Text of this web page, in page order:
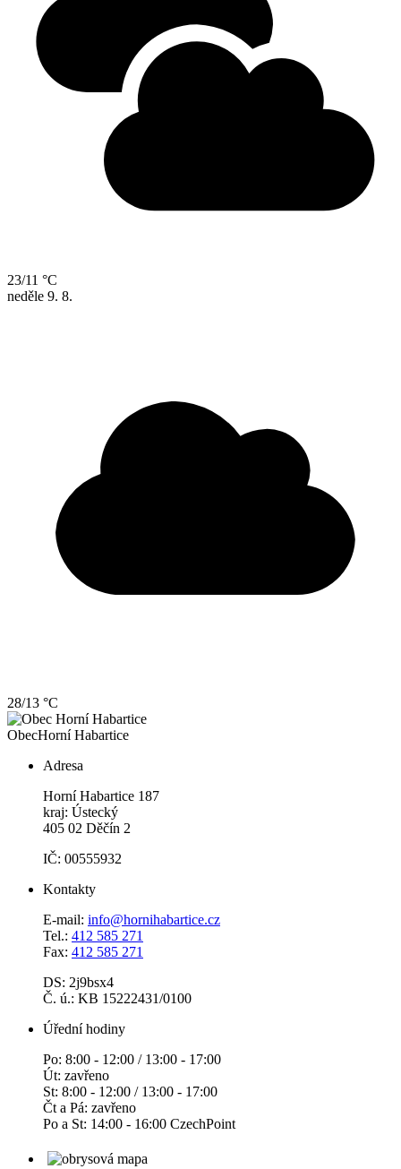
23/11 °C
neděle 9. 8.
28/13 °C
ObecHorní Habartice
Adresa
Horní Habartice 187
kraj: Ústecký
405 02 Děčín 2
IČ: 00555932
Kontakty
E-mail: info@hornihabartice.cz
Tel.: 412 585 271
Fax: 412 585 271
DS: 2j9bsx4
Č. ú.: KB 15222431/0100
Úřední hodiny
Po: 8:00 - 12:00 / 13:00 - 17:00
Út: zavřeno
St: 8:00 - 12:00 / 13:00 - 17:00
Čt a Pá: zavřeno
Po a St: 14:00 - 16:00 CzechPoint